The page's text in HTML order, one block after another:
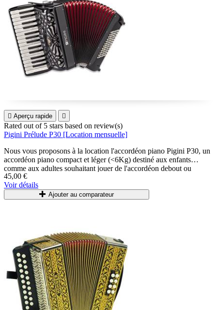
 Aperçu rapide 
Rated out of 5 stars based on review(s)
Pigini Prélude P30 [Location mensuelle]
Nous vous proposons à la location l'accordéon piano Pigini P30, un
accordéon piano compact et léger (<6Kg) destiné aux enfants
comme aux adultes souhaitant jouer de l'accordéon debout ou
accompagner des chansons...
Accordéons accordés et entretenus régulièrement.
45,00 €
Voir détails
Ajouter au comparateur